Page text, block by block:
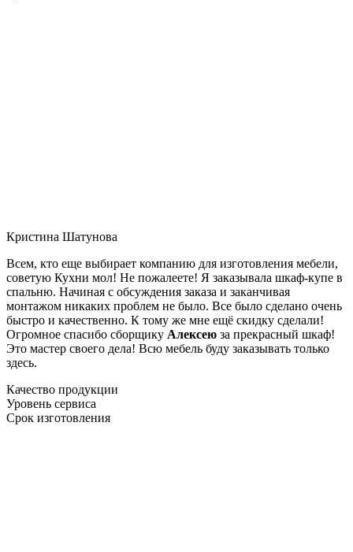
Кристина Шатунова
Всем, кто еще выбирает компанию для изготовления мебели,
советую Кухни мол! Не пожалеете! Я заказывала шкаф-купе в
спальню. Начиная с обсуждения заказа и заканчивая
монтажом никаких проблем не было. Все было сделано очень
быстро и качественно. К тому же мне ещё скидку сделали!
Огромное спасибо сборщику Алексею за прекрасный шкаф!
Это мастер своего дела! Всю мебель буду заказывать только
здесь.
Качество продукции
Уровень сервиса
Срок изготовления